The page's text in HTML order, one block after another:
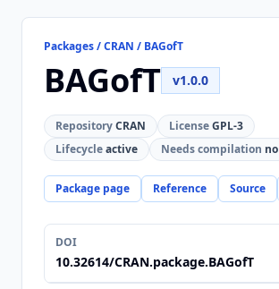
Packages / CRAN / BAGofT
BAGofT v1.0.0
RepositoryCRAN LicenseGPL-3
Lifecycleactive Needs compilation no
Package page Reference Source
DOI
10.32614/CRAN.package.BAGofT